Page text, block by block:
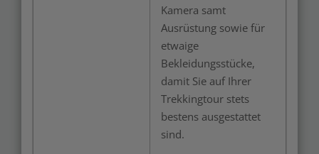
Kamera samt
Ausrüstung sowie für
etwaige
Bekleidungsstücke,
damit Sie auf Ihrer
Trekkingtour stets
bestens ausgestattet
sind.